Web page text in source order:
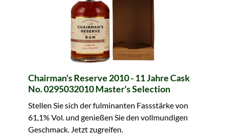
Chairman's Reserve 2010 - 11 Jahre Cask
No. 0295032010 Master's Selection
Stellen Sie sich der fulminanten Fassstärke von
61,1% Vol. und genießen Sie den vollmundigen
Geschmack. Jetzt zugreifen.